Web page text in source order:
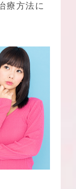
療方法に